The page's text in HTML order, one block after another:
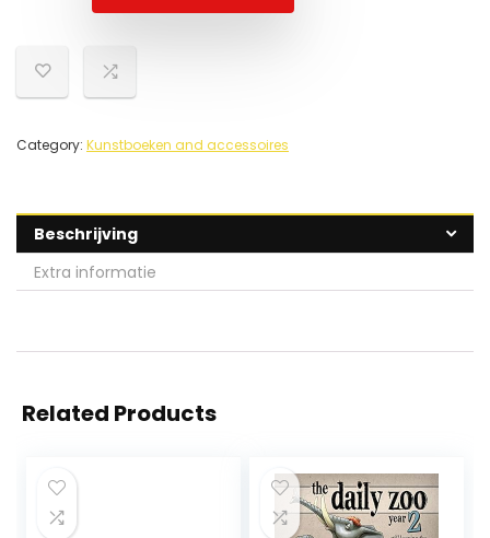
Category: Kunstboeken and accessoires
Beschrijving
Extra informatie
Related Products